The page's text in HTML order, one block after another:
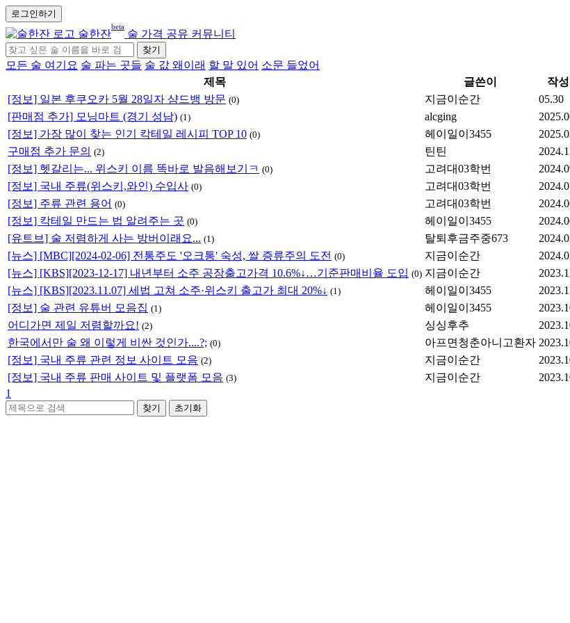
로그인하기
술한잔
beta
술 가격 공유 커뮤니티
찾기
모든 술 여기요 술 파는 곳들 술 값 왜이래 할 말 있어 소문 들었어
제목
글쓴이 작
[정보] 일본 후쿠오카 5월 28일자 샴드뱅 방문 (0) 지금이순간 05.30
[판매점 추가] 모닝마트 (경기 성남) (1) alcging
[정보] 가장 많이 찾는 인기 칵테일 레시피 TOP 10 (0) 헤이일이3455
구매점 추가 문의 (2) 틴틴
[정보] 헷갈리는... 위스키 이름 똑바로 발음해보기ㅋ (0) 고려대03학번
[정보] 국내 주류(위스키,와인) 수입사 (0) 고려대03학번
[정보] 주류 관련 용어 (0) 고려대03학번
[정보] 칵테일 만드는 법 알려주는 곳 (0) 헤이일이3455
[유트브] 술 저렴하게 사는 방버이래요... (1) 탈퇴후금주중673
[뉴스] [MBC][2024-02-06] 전통주도 '오크통' 숙성, 쌀 증류주의 도전 (0) 지금이순간
[뉴스] [KBS][2023-12-17] 내년부터 소주 공장출고가격 10.6%↓…기준판매비율 도입 (0) 지금이순간
[뉴스] [KBS][2023.11.07] 세법 고쳐 소주·위스키 출고가 최대 20%↓ (1) 헤이일이3455
[정보] 술 관련 유튜버 모음집 (1) 헤이일이3455
어디가면 제일 저렴할까요! (2) 싱싱후추
한국에서만 술 왜 이렇게 비싼 것인가....?; (0) 아프면청춘아니고환자
[정보] 국내 주류 관련 정보 사이트 모음 (2) 지금이순간
[정보] 국내 주류 판매 사이트 및 플랫폼 모음 (3) 지금이순간
1
찾기 초기화